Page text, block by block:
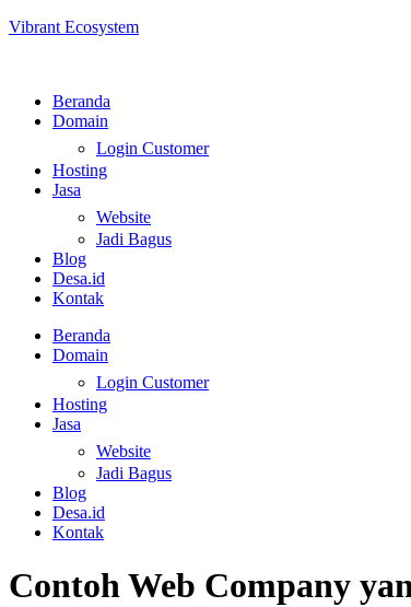
Vibrant Ecosystem
Beranda
Domain
Login Customer
Hosting
Jasa
Website
Jadi Bagus
Blog
Desa.id
Kontak
Beranda
Domain
Login Customer
Hosting
Jasa
Website
Jadi Bagus
Blog
Desa.id
Kontak
Contoh Web Company